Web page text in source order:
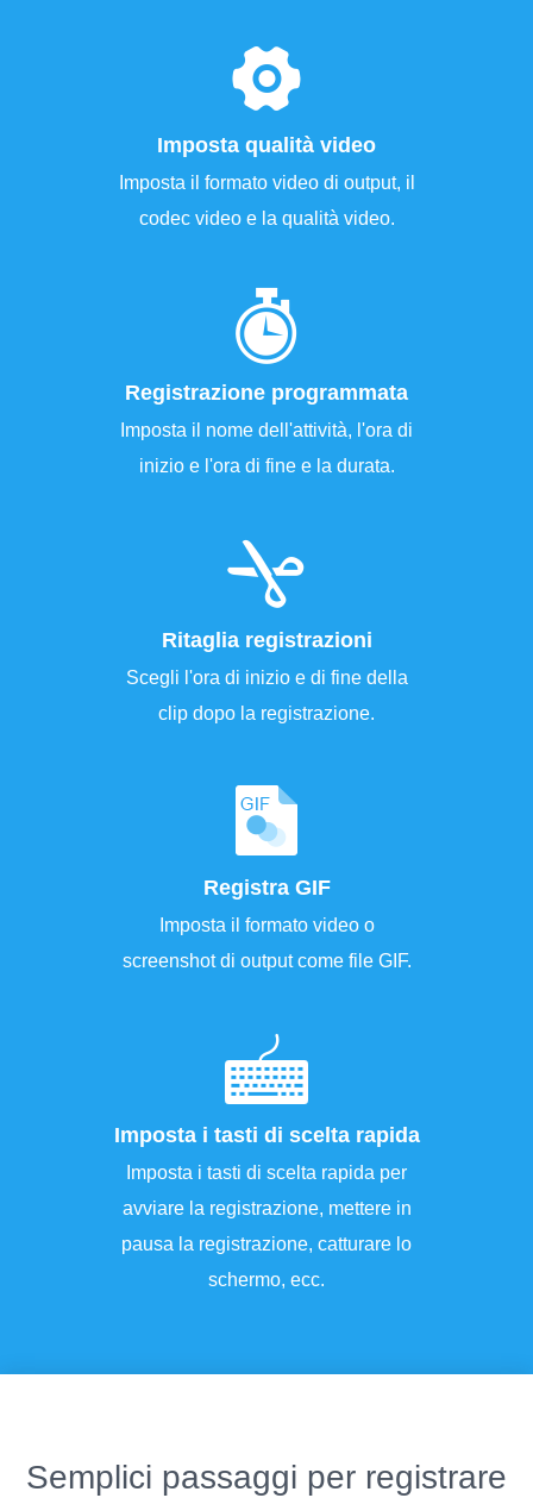
Imposta qualità video
Imposta il formato video di output, il
codec video e la qualità video.
Registrazione programmata
Imposta il nome dell'attività, l'ora di
inizio e l'ora di fine e la durata.
Ritaglia registrazioni
Scegli l'ora di inizio e di fine della
clip dopo la registrazione.
Registra GIF
Imposta il formato video o
screenshot di output come file GIF.
Imposta i tasti di scelta rapida
Imposta i tasti di scelta rapida per
avviare la registrazione, mettere in
pausa la registrazione, catturare lo
schermo, ecc.
Semplici passaggi per registrare